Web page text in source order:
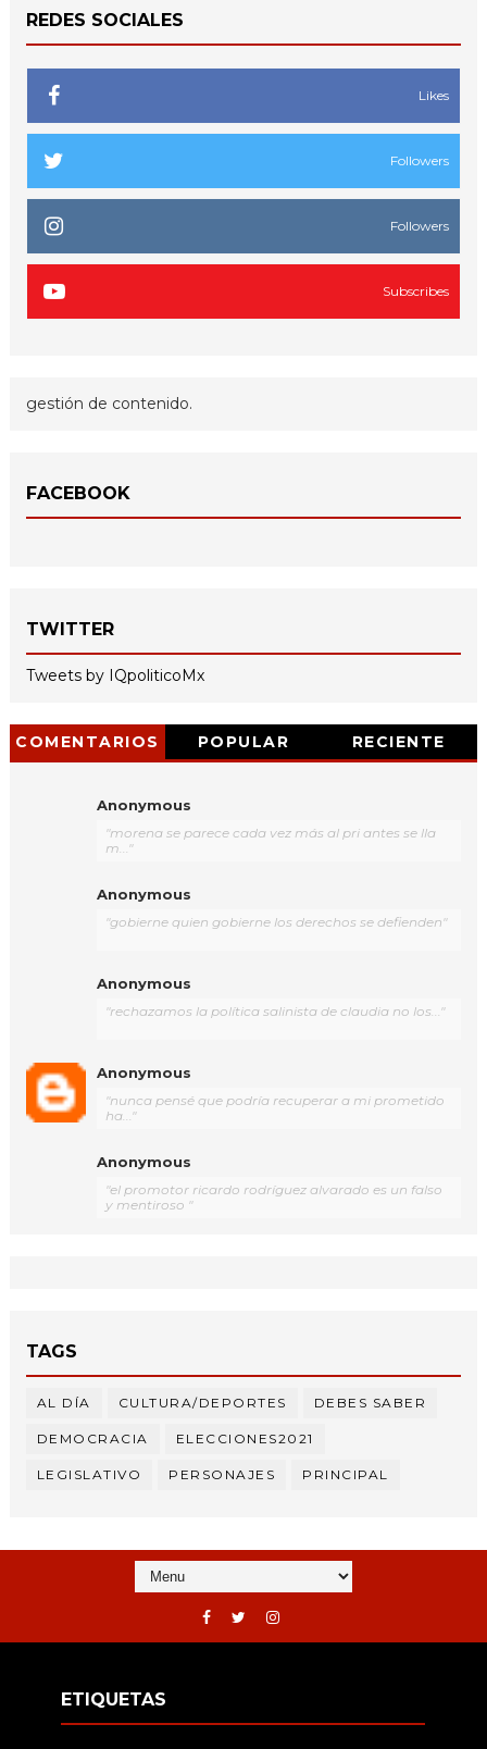
REDES SOCIALES
Likes
Followers
Followers
Subscribes
gestión de contenido.
FACEBOOK
TWITTER
Tweets by IQpoliticoMx
COMENTARIOS POPULAR RECIENTE
Anonymous
"morena se parece cada vez más al pri antes se lla
m..."
Anonymous
"gobierne quien gobierne los derechos se defienden"
Anonymous
"rechazamos la política salinista de claudia no los..."
Anonymous
"nunca pensé que podría recuperar a mi prometido
ha..."
Anonymous
"el promotor ricardo rodríguez alvarado es un falso
y mentiroso "
TAGS
AL DÍA CULTURA/DEPORTES DEBES SABER
DEMOCRACIA ELECCIONES2021
LEGISLATIVO PERSONAJES PRINCIPAL
ETIQUETAS